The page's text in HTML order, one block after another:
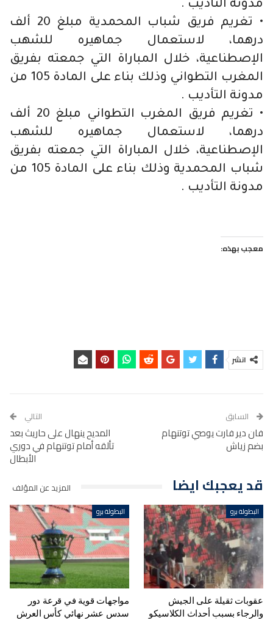
مدونة التأديب .
• تغريم فريق شباب المحمدية مبلغ 20 ألف
درهما، لاستعمال جماهيره للشهب
الإصطناعية، خلال المباراة التي جمعته بفريق
المغرب التطواني وذلك بناء على المادة 105 من
مدونة التأديب .
• تغريم فريق المغرب التطواني مبلغ 20 ألف
درهما، لاستعمال جماهيره للشهب
الإصطناعية، خلال المباراة التي جمعته بفريق
شباب المحمدية وذلك بناء على المادة 105 من
مدونة التأديب .
معجب بهذه:
انشر
السابق
فان دير فارت يوصي توتنهام
بضم زياش
التالي
المديح ينهال على حاريث بعد
تألقه أمام توتنهام في دوري
الأبطال
قد يعجبك ايضا المزيد عن المؤلف
البطولة برو
عقوبات ثقيلة على الجيش
والرجاء بسبب أحداث الكلاسيكو
البطولة برو
مواجهات قوية في قرعة دور
سدس عشر نهائي كأس العرش